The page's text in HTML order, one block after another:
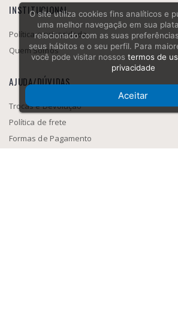
INSTITUCIONAL
Política e privacidade
Quem Somos
AJUDA/DÚVIDAS
Trocas e Devolução
Política de frete
Formas de Pagamento
O site utiliza cookies fins analíticos e
uma melhor navegação em sua
relacionado com as suas
seus hábitos e o seu perfil. Para
você pode visitar nossos termos de
privacidade
Aceitar